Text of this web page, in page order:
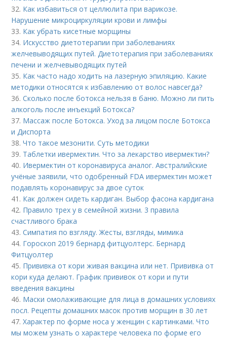
32. Как избавиться от целлюлита при варикозе.
Нарушение микроциркуляции крови и лимфы
33. Как убрать кисетные морщины
34. Искусство диетотерапии при заболеваниях
желчевыводящих путей. Диетотерапия при заболеваниях
печени и желчевыводящих путей
35. Как часто надо ходить на лазерную эпиляцию. Какие
методики относятся к избавлению от волос навсегда?
36.Сколько после ботокса нельзя в баню. Можно ли пить
алкоголь после инъекций Ботокса?
37. Массаж после Ботокса. Уход за лицом после Ботокса
и Диспорта
38.Что такое мезонити. Суть методики
39. Таблетки ивермектин. Что за лекарство ивермектин?
40. Ивермектин от коронавируса аналог. Австралийские
учёные заявили, что одобренный FDA ивермектин может
подавлять коронавирус за двое суток
41. Как должен сидеть кардиган. Выбор фасона кардигана
42. Правило трех у в семейной жизни. 3 правила
счастливого брака
43.Симпатия по взгляду. Жесты, взгляды, мимика
44. Гороскоп 2019 бернард фитцуолтерс. Бернард
Фитцуолтер
45. Прививка от кори живая вакцина или нет. Прививка от
кори куда делают. График прививок от кори и пути
введения вакцины
46. Маски омолаживающие для лица в домашних условиях
посл. Рецепты домашних масок против морщин в 30 лет
47.Характер по форме носа у женщин с картинками. Что
мы можем узнать о характере человека по форме его